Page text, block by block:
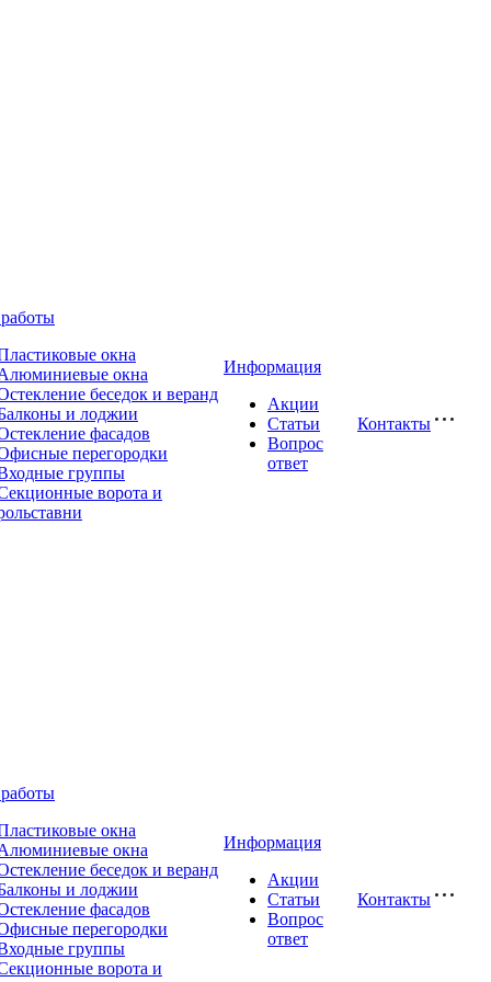
окна
окна
беседок и веранд
и лоджии
фасадов
перегородки
группы
ворота и
Информация
Акции
Статьи
Вопрос
ответ
Контакты
окна
окна
беседок и веранд
и лоджии
фасадов
перегородки
группы
ворота и
Информация
Акции
Статьи
Вопрос
ответ
Контакты